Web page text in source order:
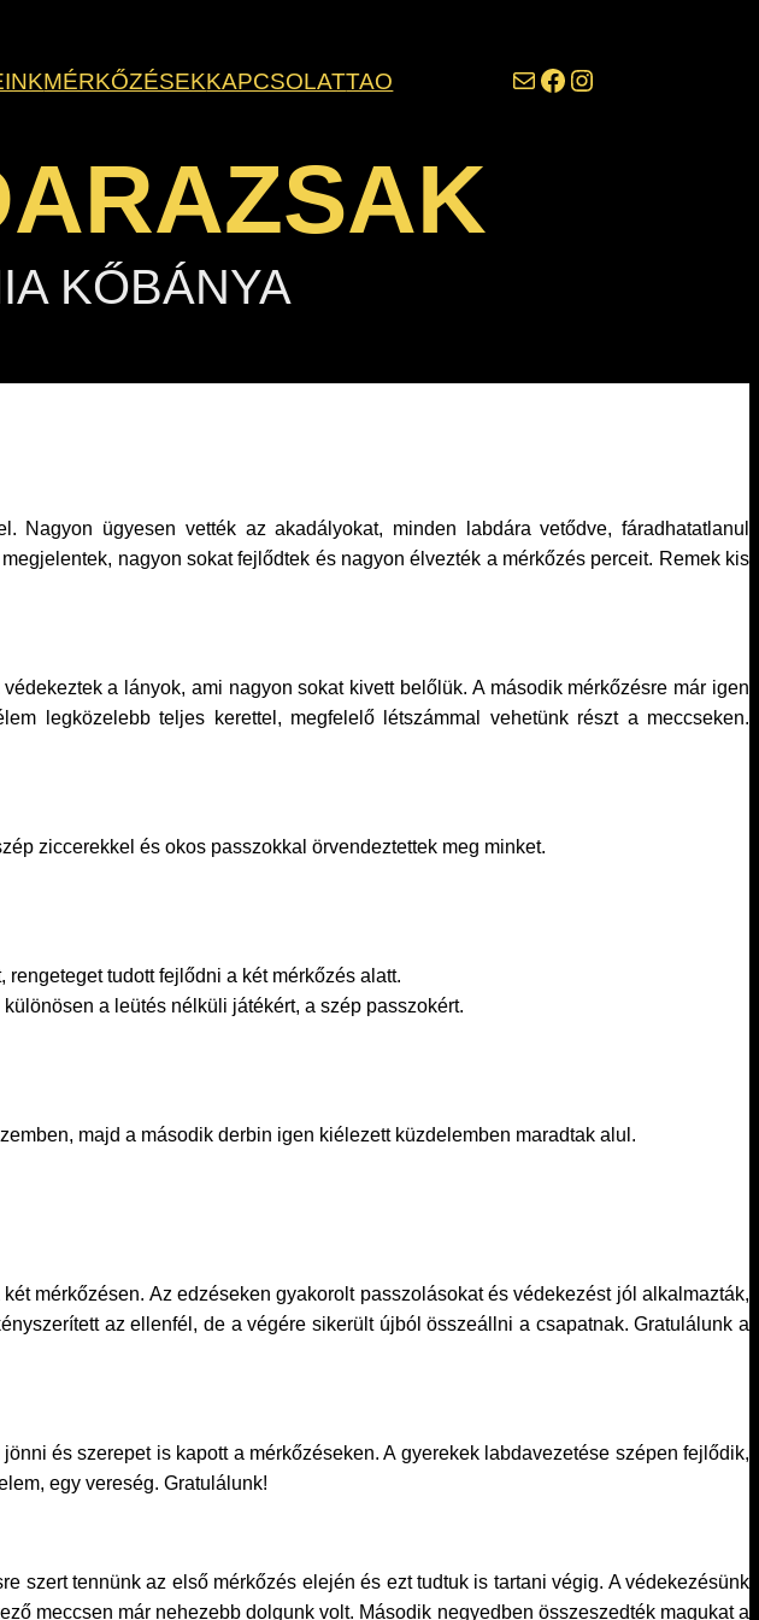
MÉRKŐZÉSEKKAPCSOLATTAO darazsak@darazsak.hu @kobanyaidarazsak @darazsak
KŐBÁNYA
ügyesen vették az akadályokat, minden labdára vetődve, fáradhatatlanul
nagyon sokat fejlődtek és nagyon élvezték a mérkőzés perceit. Remek kis
a lányok, ami nagyon sokat kivett belőlük. A második mérkőzésre már igen
legközelebb teljes kerettel, megfelelő létszámmal vehetünk részt a meccseken.
ziccerekkel és okos passzokkal örvendeztettek meg minket.
tudott fejlődni a két mérkőzés alatt.
a leütés nélküli játékért, a szép passzokért.
majd a második derbin igen kiélezett küzdelemben maradtak alul.
mérkőzésen. Az edzéseken gyakorolt passzolásokat és védekezést jól alkalmazták,
az ellenfél, de a végére sikerült újból összeállni a csapatnak. Gratulálunk a
és szerepet is kapott a mérkőzéseken. A gyerekek labdavezetése szépen fejlődik,
egy vereség. Gratulálunk!
szert tennünk az első mérkőzés elején és ezt tudtuk is tartani végig. A védekezésünk
meccsen már nehezebb dolgunk volt. Második negyedben összeszedték magukat a